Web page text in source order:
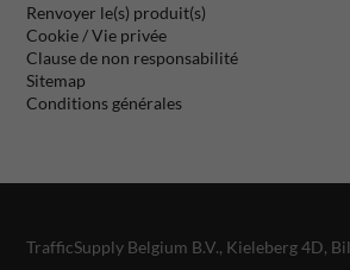
Renvoyer le(s) produit(s)
Cookie / Vie privée
Clause de non responsabilité
Sitemap
Conditions générales
TrafficSupply Belgium B.V., Kieleberg 4D,